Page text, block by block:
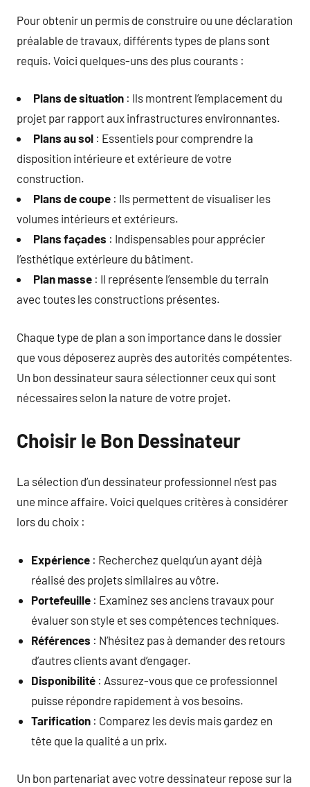
Pour obtenir un permis de construire ou une déclaration
préalable de travaux, différents types de plans sont
requis. Voici quelques-uns des plus courants :
Plans de situation : Ils montrent l’emplacement du
projet par rapport aux infrastructures environnantes.
Plans au sol : Essentiels pour comprendre la
disposition intérieure et extérieure de votre
construction.
Plans de coupe : Ils permettent de visualiser les
volumes intérieurs et extérieurs.
Plans façades : Indispensables pour apprécier
l’esthétique extérieure du bâtiment.
Plan masse : Il représente l’ensemble du terrain
avec toutes les constructions présentes.
Chaque type de plan a son importance dans le dossier
que vous déposerez auprès des autorités compétentes.
Un bon dessinateur saura sélectionner ceux qui sont
nécessaires selon la nature de votre projet.
Choisir le Bon Dessinateur
La sélection d’un dessinateur professionnel n’est pas
une mince affaire. Voici quelques critères à considérer
lors du choix :
Expérience : Recherchez quelqu’un ayant déjà
réalisé des projets similaires au vôtre.
Portefeuille : Examinez ses anciens travaux pour
évaluer son style et ses compétences techniques.
Références : N’hésitez pas à demander des retours
d’autres clients avant d’engager.
Disponibilité : Assurez-vous que ce professionnel
puisse répondre rapidement à vos besoins.
Tarification : Comparez les devis mais gardez en
tête que la qualité a un prix.
Un bon partenariat avec votre dessinateur repose sur la